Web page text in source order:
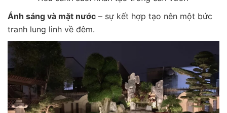
Ánh sáng và mặt nước – sự kết hợp tạo nên một bức
tranh lung linh về đêm.